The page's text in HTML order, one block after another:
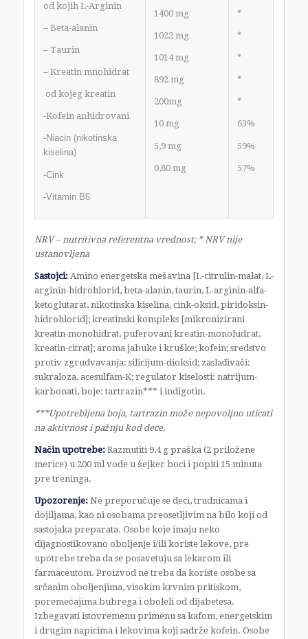
od kojih L-Arginin
– Beta-alanin
– Taurin
– Kreatin mnohidrat
od kojeg kreatin
-Kofein anhidrovani
-Niacin (nikotinska
kiselina)
-Cink
-Vitamin B6
1400 mg
1022 mg
1014 mg
892 mg
200mg
10 mg
5,9 mg
0,80 mg
*
*
*
*
*
63%
59%
57%
NRV – nutritivna referentna vrednost; * NRV nije
ustanovljena
Sastojci:Amino energetska mešavina [L-citrulin-malat, L-
arginin-hidrohlorid, beta-alanin, taurin, L-arginin-alfa-
ketoglutarat, nikotinska kiselina, cink-oksid, piridoksin-
hidrohlorid]; kreatinski kompleks [mikronizirani
kreatin-monohidrat, puferovani kreatin-monohidrat,
kreatin-citrat]; aroma jabuke i kruške; kofein; sredstvo
protiv zgrudvavanja: silicijum-dioksid; zaslađivači:
sukraloza, acesulfam-K; regulator kiselosti: natrijum-
karbonati, boje: tartrazin*** i indigotin.
***Upotrebljena boja, tartrazin može nepovoljno uticati
na aktivnost i pažnju kod dece.
Način upotrebe:Razmutiti 9,4 g praška (2 priložene
merice) u 200 ml vode u šejker boci i popiti 15 minuta
pre treninga.
Upozorenje:Ne preporučuje se deci, trudnicama i
dojiljama, kao ni osobama preosetljivim na bilo koji od
sastojaka preparata. Osobe koje imaju neko
dijagnostikovano oboljenje i/ili koriste lekove, pre
upotrebe treba da se posavetuju sa lekarom ili
farmaceutom. Proizvod ne treba da koriste osobe sa
srčanim oboljenjima, visokim krvnim pritiskom,
poremećajima bubrega i oboleli od dijabetesa.
Izbegavati istovremenu primenu sa kafom, energetskim
i drugim napicima i lekovima koji sadrže kofein. Osobe